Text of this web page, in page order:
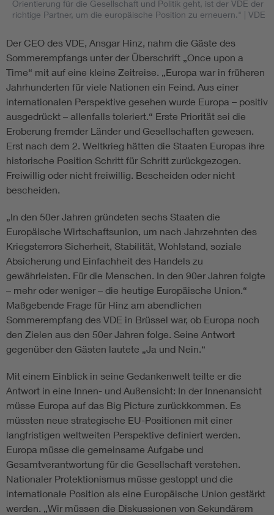
Orientierung für die Gesellschaft und Politik geht, ist der VDE der
richtige Partner, um die europäische Position zu erneuern."
| VDE
Der CEO des VDE, Ansgar Hinz, nahm die Gäste des
Sommerempfangs unter der Überschrift „Once upon a
Time“ mit auf eine kleine Zeitreise. „Europa war in früheren
Jahrhunderten für viele Nationen ein Feind. Aus einer
internationalen Perspektive gesehen wurde Europa – positiv
ausgedrückt – allenfalls toleriert.“ Erste Priorität sei die
Eroberung fremder Länder und Gesellschaften gewesen.
Erst nach dem 2. Weltkrieg hätten die Staaten Europas ihre
historische Position Schritt für Schritt zurückgezogen.
Freiwillig oder nicht freiwillig. Bescheiden oder nicht
bescheiden.
„In den 50er Jahren gründeten sechs Staaten die
Europäische Wirtschaftsunion, um nach Jahrzehnten des
Kriegsterrors Sicherheit, Stabilität, Wohlstand, soziale
Absicherung und Einfachheit des Handels zu
gewährleisten. Für die Menschen. In den 90er Jahren folgte
– mehr oder weniger – die heutige Europäische Union.“
Maßgebende Frage für Hinz am abendlichen
Sommerempfang des VDE in Brüssel war, ob Europa noch
den Zielen aus den 50er Jahren folge. Seine Antwort
gegenüber den Gästen lautete „Ja und Nein.“
Mit einem Einblick in seine Gedankenwelt teilte er die
Antwort in eine Innen- und Außensicht: In der Innenansicht
müsse Europa auf das Big Picture zurückkommen. Es
müssten neue strategische EU-Positionen mit einer
langfristigen weltweiten Perspektive definiert werden.
Europa müsse die gemeinsame Aufgabe und
Gesamtverantwortung für die Gesellschaft verstehen.
Nationaler Protektionismus müsse gestoppt und die
internationale Position als eine Europäische Union gestärkt
werden. „Wir müssen die Diskussionen von Sekundärem